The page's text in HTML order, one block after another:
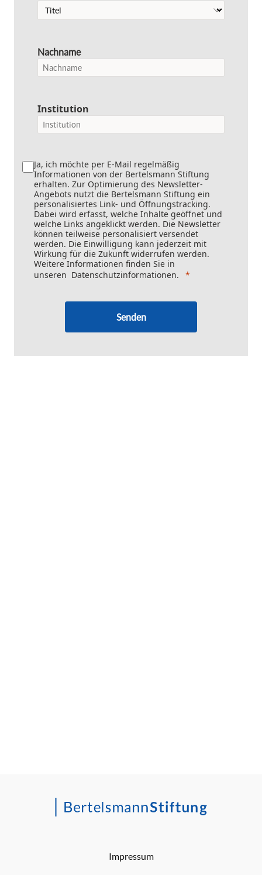
Nachname
Institution
Ja, ich möchte per E-Mail regelmäßig
Informationen von der Bertelsmann Stiftung
erhalten. Zur Optimierung des Newsletter-
Angebots nutzt die Bertelsmann Stiftung ein
personalisiertes Link- und Öffnungstracking.
Dabei wird erfasst, welche Inhalte geöffnet und
welche Links angeklickt werden. Die Newsletter
können teilweise personalisiert versendet
werden. Die Einwilligung kann jederzeit mit
Wirkung für die Zukunft widerrufen werden.
Weitere Informationen finden Sie in
unseren Datenschutzinformationen.
Senden
Impressum